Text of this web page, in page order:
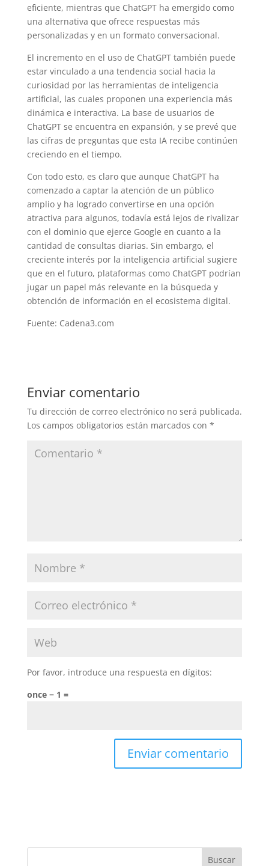
eficiente, mientras que ChatGPT ha emergido como
una alternativa que ofrece respuestas más
personalizadas y en un formato conversacional.
El incremento en el uso de ChatGPT también puede
estar vinculado a una tendencia social hacia la
curiosidad por las herramientas de inteligencia
artificial, las cuales proponen una experiencia más
dinámica e interactiva. La base de usuarios de
ChatGPT se encuentra en expansión, y se prevé que
las cifras de preguntas que esta IA recibe continúen
creciendo en el tiempo.
Con todo esto, es claro que aunque ChatGPT ha
comenzado a captar la atención de un público
amplio y ha logrado convertirse en una opción
atractiva para algunos, todavía está lejos de rivalizar
con el dominio que ejerce Google en cuanto a la
cantidad de consultas diarias. Sin embargo, el
creciente interés por la inteligencia artificial sugiere
que en el futuro, plataformas como ChatGPT podrían
jugar un papel más relevante en la búsqueda y
obtención de información en el ecosistema digital.
Fuente: Cadena3.com
Enviar comentario
Tu dirección de correo electrónico no será publicada.
Los campos obligatorios están marcados con *
Por favor, introduce una respuesta en dígitos:
once − 1 =